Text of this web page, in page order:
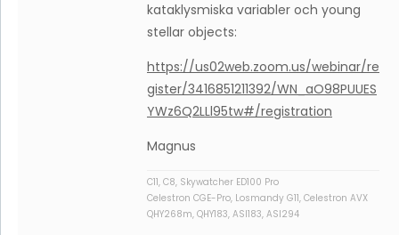
kataklysmiska variabler och young
stellar objects:
https://us02web.zoom.us/webinar/re
gister/3416851211392/WN_aO98PUUES
YWz6Q2LLl95tw#/registration
Magnus
C11, C8, Skywatcher ED100 Pro
Celestron CGE-Pro, Losmandy G11, Celestron AVX
QHY268m, QHY183, ASI183, ASI294